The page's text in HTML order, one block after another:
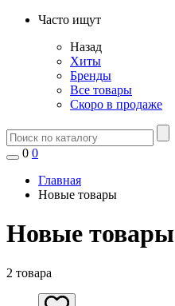
Часто ищут
Назад
Хиты
Бренды
Все товары
Скоро в продаже
0 0
Главная
Новые товары
Новые товары
2 товара